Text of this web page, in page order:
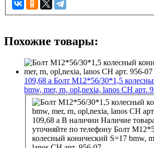
Похожие товары:
109,68 a Болт М12*56/30*1,5
bmw, mer, rn, opl,nexia, lanos CH арт.
109,68 a В наличии Наличие
уточняйте по телефону Болт
колесный конический S=17 bmw,